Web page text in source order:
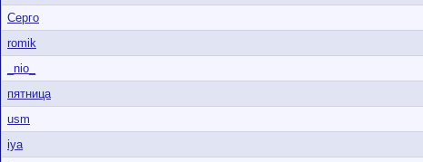
Серго
romik
_nio_
пятница
usm
iya